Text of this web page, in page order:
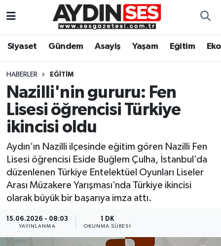
Siyaset Gündem Asayiş Yaşam Eğitim
HABERLER EĞITIM
Nazilli'nin gururu: Fen
Lisesi öğrencisi Türkiye
ikincisi oldu
Aydın’ın Nazilli ilçesinde eğitim gören Nazilli Fen
Lisesi öğrencisi Eside Buğlem Çulha, İstanbul’da
düzenlenen Türkiye Entelektüel Oyunları Liseler
Arası Müzakere Yarışması’nda Türkiye ikincisi
olarak büyük bir başarıya imza attı.
15.06.2026 - 08:03
YAYINLANMA
1 DK
OKUNMA SÜRESI
Gündem
Siyaset
Ekonomi
Eğitim
Kültür Sanat
Aydın Hava Durumu
Aydin Namaz Vakitleri
Aydın Trafik Yoğunluk Haritası
Tüm Manşetler
Son Dakika Haberleri